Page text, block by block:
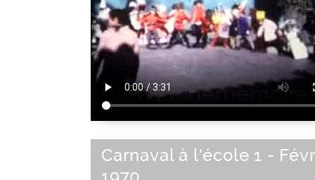
Carnaval à l'école 1 -